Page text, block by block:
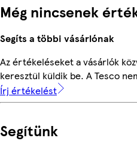
Még nincsenek
Segíts a többi vásárlónak
Az értékeléseket a vásárlók
keresztül küldik be. A Tesco
Írj értékelést
Segítünk